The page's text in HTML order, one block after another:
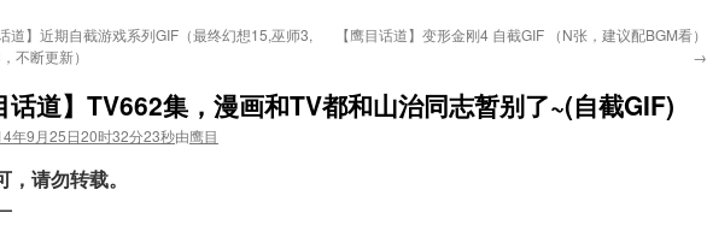
道】近期自截游戏系列GIF（最终幻想15,巫师3,
不断更新）
【鹰目话道】变形金刚4 自截GIF （N张，建议配BGM看）
→
话道】TV662集，漫画和TV都和山治同志暂别了~(自截GIF)
年9月25日20时32分23秒由鹰目
，请勿转载。